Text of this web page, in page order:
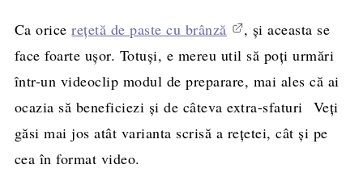
Ca oricerețetă de paste cu brânză
, și aceasta se
face foarte ușor. Totuși, e mereu util să poți urmări
într-un videoclip modul de preparare, mai ales că ai
ocazia să beneficiezi și de câteva extra-sfaturi Veți
găsi mai jos atât varianta scrisă a rețetei, cât și pe
cea în format video.